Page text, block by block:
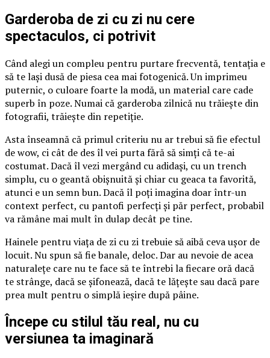
Garderoba de zi cu zi nu cere
spectaculos, ci potrivit
Când alegi un compleu pentru purtare frecventă, tentația e
să te lași dusă de piesa cea mai fotogenică. Un imprimeu
puternic, o culoare foarte la modă, un material care cade
superb în poze. Numai că garderoba zilnică nu trăiește din
fotografii, trăiește din repetiție.
Asta înseamnă că primul criteriu nu ar trebui să fie efectul
de wow, ci cât de des îl vei purta fără să simți că te-ai
costumat. Dacă îl vezi mergând cu adidași, cu un trench
simplu, cu o geantă obișnuită și chiar cu geaca ta favorită,
atunci e un semn bun. Dacă îl poți imagina doar într-un
context perfect, cu pantofi perfecți și păr perfect, probabil
va rămâne mai mult în dulap decât pe tine.
Hainele pentru viața de zi cu zi trebuie să aibă ceva ușor de
locuit. Nu spun să fie banale, deloc. Dar au nevoie de acea
naturalețe care nu te face să te întrebi la fiecare oră dacă
te strânge, dacă se șifonează, dacă te lățește sau dacă pare
prea mult pentru o simplă ieșire după pâine.
Începe cu stilul tău real, nu cu
versiunea ta imaginară